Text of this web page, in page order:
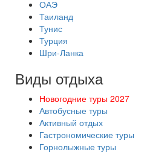
ОАЭ
Таиланд
Тунис
Турция
Шри-Ланка
Виды отдыха
Новогодние туры 2027
Автобусные туры
Активный отдых
Гастрономические туры
Горнолыжные туры